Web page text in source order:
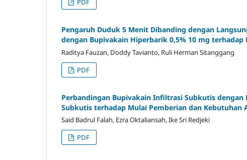
Pengaruh Duduk 5 Menit Dibanding dengan
dengan Bupivakain Hiperbarik 0,5% 10 mg
Raditya Fauzan, Doddy Tavianto, Ruli Herman Sitanggang
PDF
Perbandingan Bupivakain Infiltrasi Subkutis
Subkutis terhadap Mulai Pemberian dan Kebutuhan
Said Badrul Falah, Ezra Oktaliansah, Ike Sri Redjeki
PDF